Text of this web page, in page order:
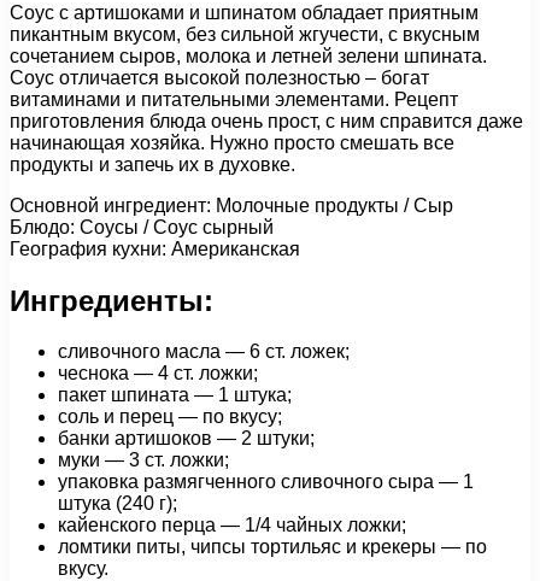
Соус с артишоками и шпинатом обладает приятным
пикантным вкусом, без сильной жгучести, с вкусным
сочетанием сыров, молока и летней зелени шпината.
Соус отличается высокой полезностью – богат
витаминами и питательными элементами. Рецепт
приготовления блюда очень прост, с ним справится даже
начинающая хозяйка. Нужно просто смешать все
продукты и запечь их в духовке.
Основной ингредиент: Молочные продукты / Сыр
Блюдо: Соусы / Соус сырный
География кухни: Американская
Ингредиенты:
сливочного масла — 6 ст. ложек;
чеснока — 4 ст. ложки;
пакет шпината — 1 штука;
соль и перец — по вкусу;
банки артишоков — 2 штуки;
муки — 3 ст. ложки;
упаковка размягченного сливочного сыра — 1
штука (240 г);
кайенского перца — 1/4 чайных ложки;
ломтики питы, чипсы тортильяс и крекеры — по
вкусу.